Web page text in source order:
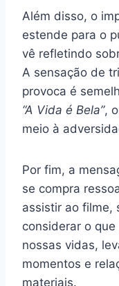
Além disso, o
estende para o
vê refletindo
A sensação de
provoca é
“A Vida é Bela”,
meio à
Por fim, a
se compra
assistir ao filme,
considerar o
nossas vidas,
momentos e
materiais.